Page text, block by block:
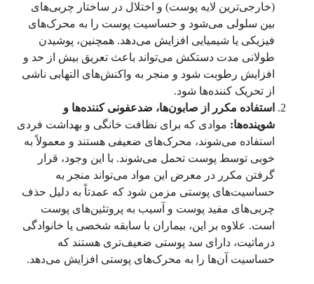
(خارجی‌ترین لایه پوست) و اختلال در ساختار چربی‌‌های
بین سلولی ‌می‌‌شود و حساسیت پوست را به محرک‌‌های
فیزیکی یا شیمیایی افزایش ‌می‌‌دهد. همچنین، پوشیدن
طولانی مدت دستکش‌ ‌می‌‌تواند باعث تعریق بیش از حد و
افزایش رطوبت شود و منجر به واکنش‌های التهابی ناشی
از تحریک کننده‌‌ها شود.
استفاده مکرر از صابون‌‌ها، ضدعفونی کننده‌‌ها و
شوینده‌‌ها: موادی که برای نظافت خانگی و بهداشت فردی
استفاده ‌می‌‌شوند، محرک‌‌های ضعیفی هستند و معمولاً به
خوبی توسط پوست تحمل ‌می‌‌شوند. با این وجود، قرار
گرفتن مکرر در معرض این مواد ‌می‌‌تواند منجر به
حساسیت‌های پوستی مزمن شود که عمدتاً به دلیل حذف
چربی‌‌های مفید پوست و آسیب به پروتئین‌‌های پوست
است. علاوه بر این، بیماران با سابقه شخصی یا خانوادگی
درماتیت، دارای سد پوستی ضعیف‌تری هستند که
حساسیت آن‌ها را به محرک‌‌های پوستی افزایش ‌می‌‌دهد.